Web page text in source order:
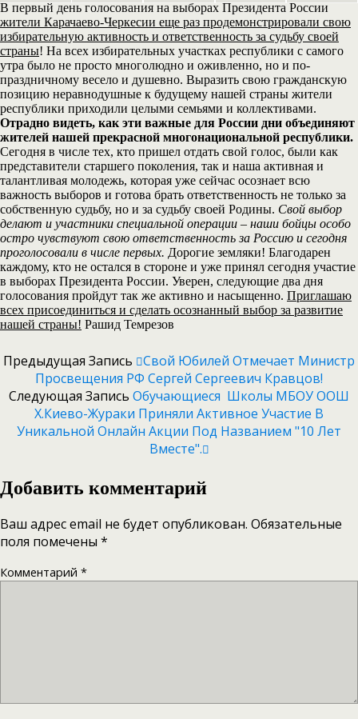
В первый день голосования на выборах Президента России
жители Карачаево-Черкесии еще раз продемонстрировали свою
избирательную активность и ответственность за судьбу своей
страны! На всех избирательных участках республики с самого
утра было не просто многолюдно и оживленно, но и по-
праздничному весело и душевно. Выразить свою гражданскую
позицию неравнодушные к будущему нашей страны жители
республики приходили целыми семьями и коллективами.
Отрадно видеть, как эти важные для России дни объединяют
жителей нашей прекрасной многонациональной республики.
Сегодня в числе тех, кто пришел отдать свой голос, были как
представители старшего поколения, так и наша активная и
талантливая молодежь, которая уже сейчас осознает всю
важность выборов и готова брать ответственность не только за
собственную судьбу, но и за судьбу своей Родины. Свой выбор
делают и участники специальной операции – наши бойцы особо
остро чувствуют свою ответственность за Россию и сегодня
проголосовали в числе первых. Дорогие земляки! Благодарен
каждому, кто не остался в стороне и уже принял сегодня участие
в выборах Президента России. Уверен, следующие два дня
голосования пройдут так же активно и насыщенно. Приглашаю
всех присоединиться и сделать осознанный выбор за развитие
нашей страны! Рашид Темрезов
Предыдущая Запись
Свой Юбилей Отмечает Министр
Просвещения РФ Сергей Сергеевич Кравцов!
Следующая Запись Обучающиеся Школы МБОУ ООШ
Х.Киево-Жураки Приняли Активное Участие В
Уникальной Онлайн Акции Под Названием "10 Лет
Вместе".
Добавить комментарий
Ваш адрес email не будет опубликован. Обязательные
поля помечены *
Комментарий *